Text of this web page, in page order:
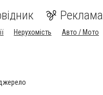
Реклама
Нерухомість Авто / Мото